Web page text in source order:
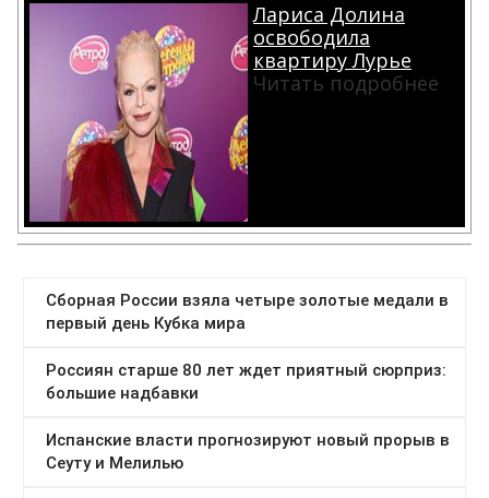
Лариса Долина
освободила
квартиру Лурье
Читать подробнее